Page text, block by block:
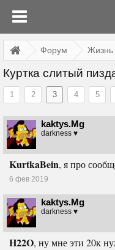
Форум Жизнь
Куртка слитый
1 2 3 4 5
kaktys.Mg
darkness ♥
KurtkaBein, я про
6 фев 2019
kaktys.Mg
darkness ♥
H22O, ну мне эти 20к